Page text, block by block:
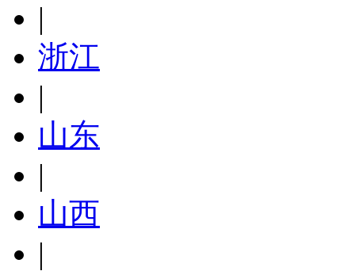
|
浙江
|
山东
|
山西
|